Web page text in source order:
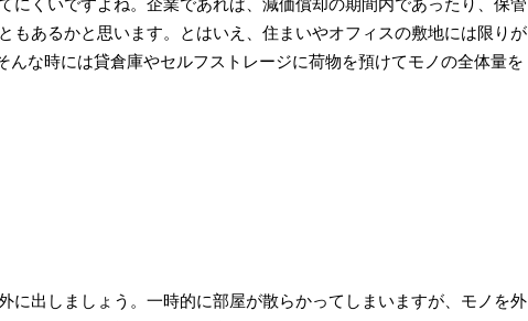
もあるかと思います。とはいえ、住まいやオフィスの敷地には限りが
な時には貸倉庫やセルフストレージに荷物を預けてモノの全体量を
に出しましょう。一時的に部屋が散らかってしまいますが、モノを外